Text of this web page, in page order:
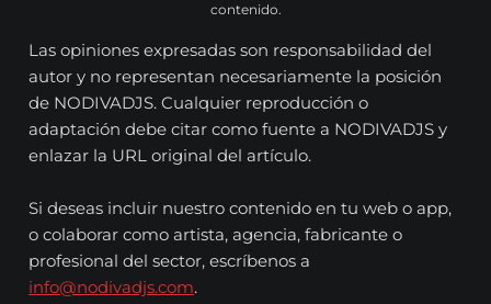
contenido.
Las opiniones expresadas son responsabilidad del
autor y no representan necesariamente la posición
de NODIVADJS. Cualquier reproducción o
adaptación debe citar como fuente a NODIVADJS y
enlazar la URL original del artículo.
Si deseas incluir nuestro contenido en tu web o app,
o colaborar como artista, agencia, fabricante o
profesional del sector, escríbenos a
info@nodivadjs.com.